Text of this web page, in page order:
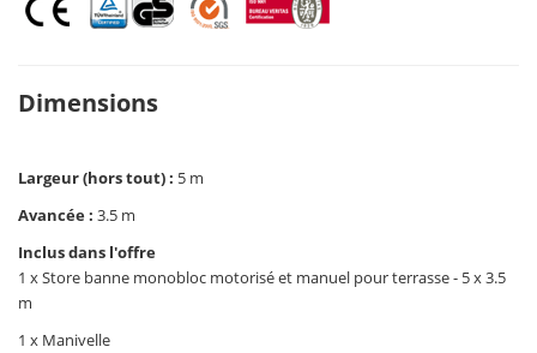
Dimensions
Largeur (hors tout) : 5 m
Avancée : 3.5 m
Inclus dans l'offre
1 x Store banne monobloc motorisé et manuel pour terrasse - 5 x 3.5
m
1 x Manivelle